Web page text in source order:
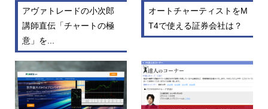
アヴァトレードの小次郎
講師直伝「チャートの極
意」を...
オートチャーティストをM
T4で使える証券会社は？